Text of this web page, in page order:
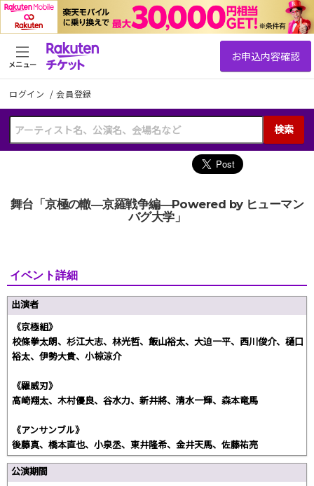
ログイン /会員登録
検索
メニュー
舞台「京極の轍―京羅戦争編―Powered by ヒューマン
バグ大学」
イベント詳細
出演者
《京極組》
校條拳太朗、杉江大志、林光哲、飯山裕太、大迫一平、西川俊介、樋口
裕太、伊勢大貴、小椋涼介
《羅威刃》
高崎翔太、木村優良、谷水力、新井將、清水一輝、森本竜馬
《アンサンブル》
後藤真、橋本直也、小泉丞、東井隆希、金井天馬、佐藤祐亮
公演期間